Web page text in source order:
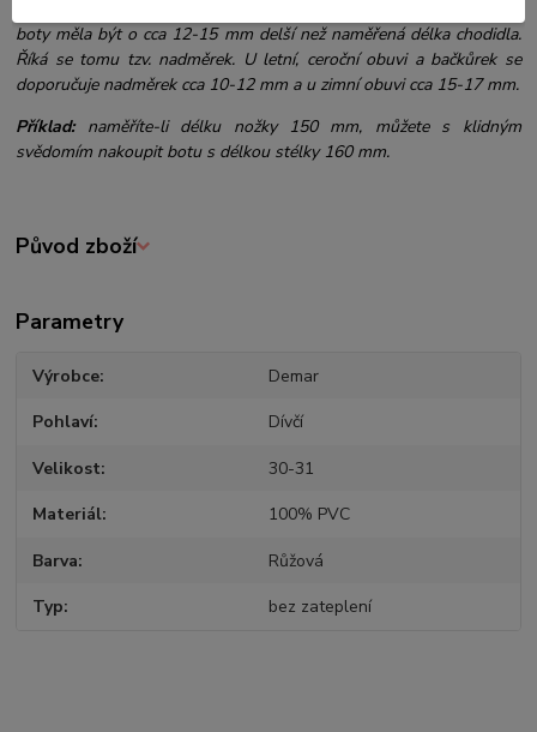
boty měla být o cca 12-15 mm delší než naměřená délka chodidla.
Říká se tomu tzv. nadměrek. U letní, ceroční obuvi a bačkůrek se
doporučuje nadměrek cca 10-12 mm a u zimní obuvi cca 15-17 mm.
Příklad:naměříte-li délku nožky 150 mm, můžete s klidným
svědomím nakoupit botu s délkou stélky 160 mm.
Původ zboží
Parametry
Výrobce Demar
Pohlaví Dívčí
Velikost 30-31
Materiál 100% PVC
Barva Růžová
Typ bez zateplení